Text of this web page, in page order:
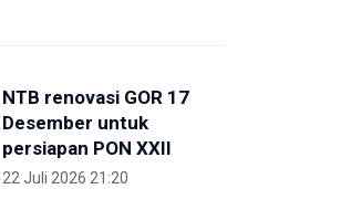
NTB renovasi GOR 17
Desember untuk
persiapan PON XXII
22 Juli 2026 21:20